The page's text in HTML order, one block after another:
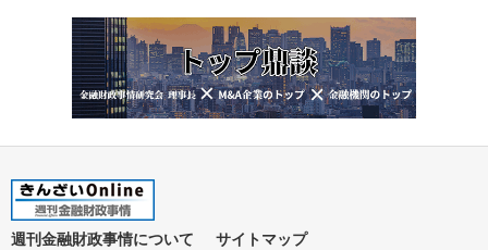
週刊金融財政事情について サイトマップ